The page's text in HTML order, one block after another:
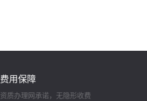
费用保障
资质办理网承诺，无隐形收费